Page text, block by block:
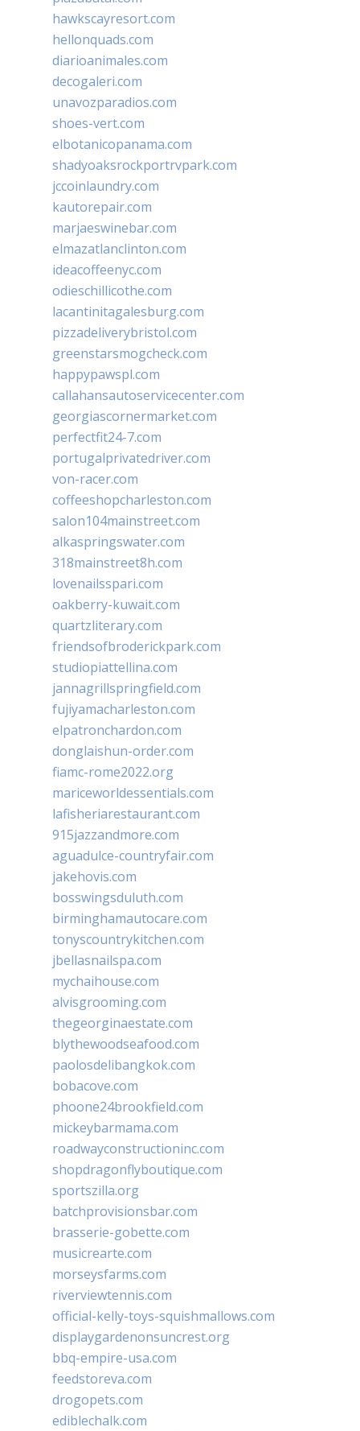
hawkscayresort.com
hellonquads.com
diarioanimales.com
decogaleri.com
unavozparadios.com
shoes-vert.com
elbotanicopanama.com
shadyoaksrockportrvpark.com
jccoinlaundry.com
kautorepair.com
marjaeswinebar.com
elmazatlanclinton.com
ideacoffeenyc.com
odieschillicothe.com
lacantinitagalesburg.com
pizzadeliverybristol.com
greenstarsmogcheck.com
happypawspl.com
callahansautoservicecenter.com
georgiascornermarket.com
perfectfit24-7.com
portugalprivatedriver.com
von-racer.com
coffeeshopcharleston.com
salon104mainstreet.com
alkaspringswater.com
318mainstreet8h.com
lovenailsspari.com
oakberry-kuwait.com
quartzliterary.com
friendsofbroderickpark.com
studiopiattellina.com
jannagrillspringfield.com
fujiyamacharleston.com
elpatronchardon.com
donglaishun-order.com
fiamc-rome2022.org
mariceworldessentials.com
lafisheriarestaurant.com
915jazzandmore.com
aguadulce-countryfair.com
jakehovis.com
bosswingsduluth.com
birminghamautocare.com
tonyscountrykitchen.com
jbellasnailspa.com
mychaihouse.com
alvisgrooming.com
thegeorginaestate.com
blythewoodseafood.com
paolosdelibangkok.com
bobacove.com
phoone24brookfield.com
mickeybarmama.com
roadwayconstructioninc.com
shopdragonflyboutique.com
sportszilla.org
batchprovisionsbar.com
brasserie-gobette.com
musicrearte.com
morseysfarms.com
riverviewtennis.com
official-kelly-toys-squishmallows.com
displaygardenonsuncrest.org
bbq-empire-usa.com
feedstoreva.com
drogopets.com
ediblechalk.com